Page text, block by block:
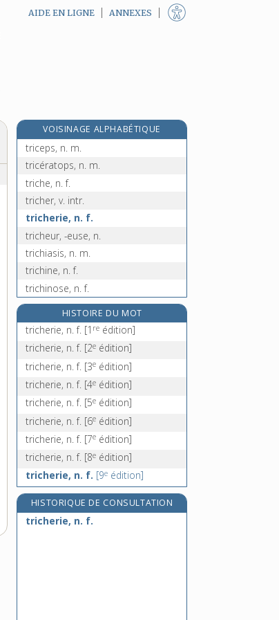
AIDE EN LIGNE ANNEXES
VOISINAGE ALPHABÉTIQUE
tricéphale, adj.
triceps, n. m.
tricératops, n. m.
triche, n. f.
tricher, v. intr.
tricherie, n. f.
tricheur, -euse, n.
trichiasis, n. m.
trichine, n. f.
trichinose, n. f.
trichloréthylène, n. m.
trichocéphale, n. m.
trichome, n. m.
HISTOIRE DU MOT
tricherie, n. f. [1 re édition]
tricherie, n. f. [2e édition]
tricherie, n. f. [3e édition]
tricherie, n. f. [4e édition]
tricherie, n. f. [5e édition]
tricherie, n. f. [6e édition]
tricherie, n. f. [7e édition]
tricherie, n. f. [8e édition]
tricherie, n. f. [9e édition]
HISTORIQUE DE CONSULTATION
tricherie, n. f.